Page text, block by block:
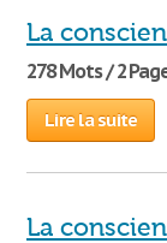
La
278 Mots / 2
Lire la suite
La